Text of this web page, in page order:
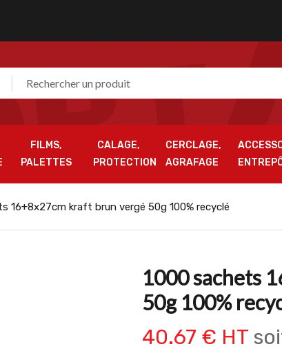
FILMS,
PALETTES
CALAGE,
PROTECTION
CERCLAGE,
AGRAFAGE
16+8x27cm kraft brun vergé 50g 100% recyclé
1000 sachets
50g 100%
40.67 € HT